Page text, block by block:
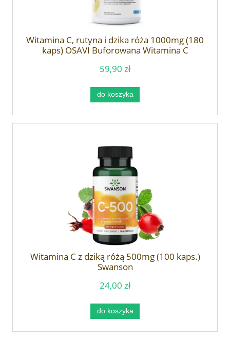
Witamina C, rutyna i dzika róża 1000mg (180
kaps) OSAVI Buforowana Witamina C
59,90 zł
do koszyka
Witamina C z dziką różą 500mg (100 kaps.)
Swanson
24,00 zł
do koszyka